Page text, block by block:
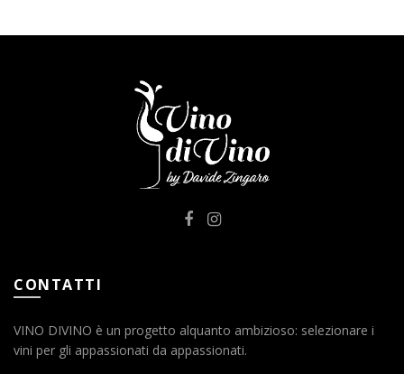
CONTATTI
VINO DIVINO è un progetto alquanto ambizioso: selezionare i
vini per gli appassionati da appassionati.